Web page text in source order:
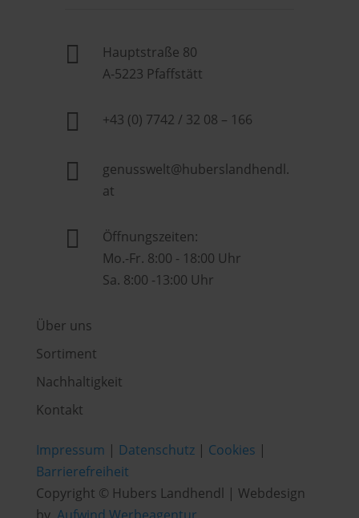

Hauptstraße 80
A-5223 Pfaffstätt
 +43 (0) 7742 / 32 08 – 166

genusswelt@huberslandhendl.
at

Öffnungszeiten:
Mo.-Fr. 8:00 - 18:00 Uhr
Sa. 8:00 -13:00 Uhr
Über uns
Sortiment
Nachhaltigkeit
Kontakt
Impressum | Datenschutz| Cookies |
Barrierefreiheit
Copyright © Hubers Landhendl | Webdesign